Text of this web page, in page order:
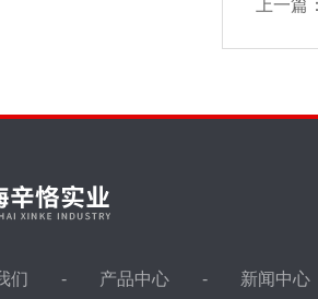
上一篇
们 产品中心 新闻中心